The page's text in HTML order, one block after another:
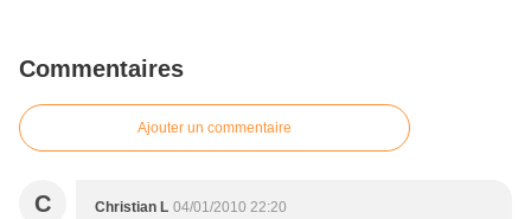
Commentaires
Ajouter un commentaire
C Christian L 04/01/2010 22:20